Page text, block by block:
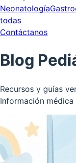
Neonatología
todas
Contáctanos
Blog
Recursos y guías
Información